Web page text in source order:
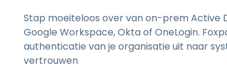
Stap moeiteloos over van on-prem Active
Google Workspace, Okta of OneLogin.
authenticatie van je organisatie uit naar
vertrouwen